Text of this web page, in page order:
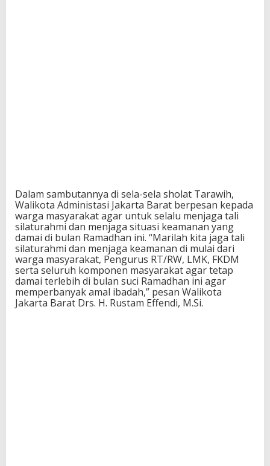
Dalam sambutannya di sela-sela sholat Tarawih,
Walikota Administasi Jakarta Barat berpesan kepada
warga masyarakat agar untuk selalu menjaga tali
silaturahmi dan menjaga situasi keamanan yang
damai di bulan Ramadhan ini. “Marilah kita jaga tali
silaturahmi dan menjaga keamanan di mulai dari
warga masyarakat, Pengurus RT/RW, LMK, FKDM
serta seluruh komponen masyarakat agar tetap
damai terlebih di bulan suci Ramadhan ini agar
memperbanyak amal ibadah,” pesan Walikota
Jakarta Barat Drs. H. Rustam Effendi, M.Si.